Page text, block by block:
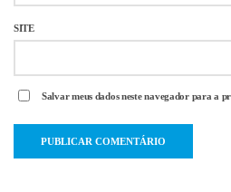
SITE
Salvar meus dados neste navegador para a